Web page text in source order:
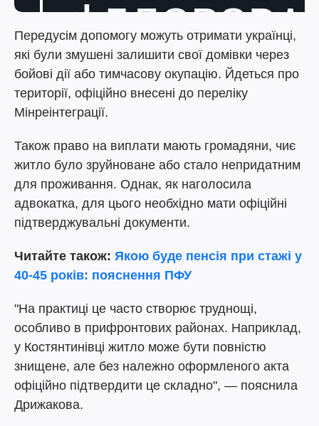
Передусім допомогу можуть отримати українці,
які були змушені залишити свої домівки через
бойові дії або тимчасову окупацію. Йдеться про
території, офіційно внесені до переліку
Мінреінтеграції.
Також право на виплати мають громадяни, чиє
житло було зруйноване або стало непридатним
для проживання. Однак, як наголосила
адвокатка, для цього необхідно мати офіційні
підтверджувальні документи.
Читайте також: Якою буде пенсія при стажі у
40-45 років: пояснення ПФУ
"На практиці це часто створює труднощі,
особливо в прифронтових районах. Наприклад,
у Костянтинівці житло може бути повністю
знищене, але без належно оформленого акта
офіційно підтвердити це складно", — пояснила
Дрижакова.